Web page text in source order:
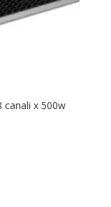
canali x 500w